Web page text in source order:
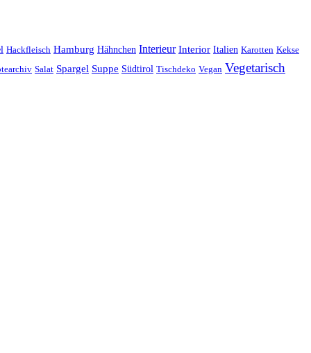
Hackfleisch Hamburg Hähnchen Interieur Interior Italien Karotten Kekse
Salat Spargel Suppe Südtirol Tischdeko Vegan Vegetarisch